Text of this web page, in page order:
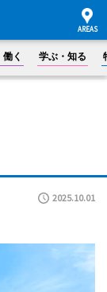
く 学ぶ・知る
2025.10.01